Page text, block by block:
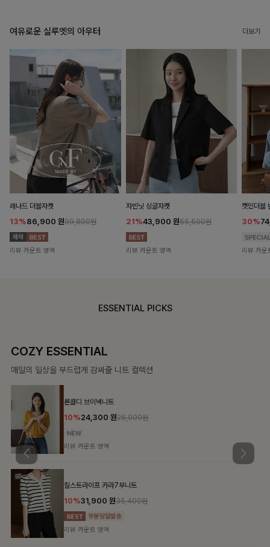
여유로운 실루엣의 아우터 더보기
래나드 더블자켓
13%86,900 원99,800원
리뷰 카운트 영역
자빈닛 싱글자켓
21%43,900 원55,500원
리뷰 카운트 영역
캣민더블
30%
리뷰 카운
ESSENTIAL PICKS
COZY ESSENTIAL
매일의 일상을 부드럽게 감싸줄 니트 컬렉션
론클디 브이넥니트
10%24,300 원26,900원
리뷰 카운트 영역
칠스트라이프 카라7부니트
10%31,900 원35,400원
리뷰 카운트 영역